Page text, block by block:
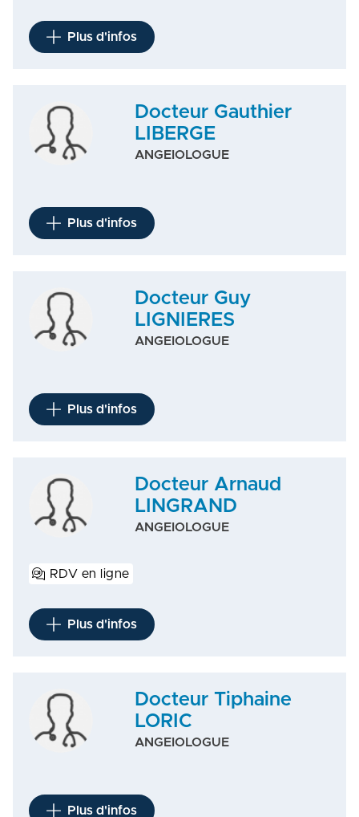
Plus d'infos
Docteur Gauthier
LIBERGE
ANGEIOLOGUE
Plus d'infos
Docteur Guy
LIGNIERES
ANGEIOLOGUE
Plus d'infos
Docteur Arnaud
LINGRAND
ANGEIOLOGUE
RDV en ligne
Plus d'infos
Docteur Tiphaine
LORIC
ANGEIOLOGUE
Plus d'infos